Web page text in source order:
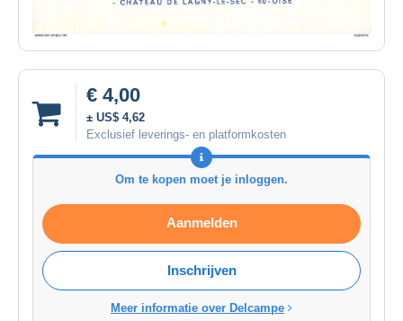
€ 4,00
± US$ 4,62
Exclusief leverings- en platformkosten
Om te kopen moet je inloggen.
Aanmelden
Inschrijven
Meer informatie over Delcampe